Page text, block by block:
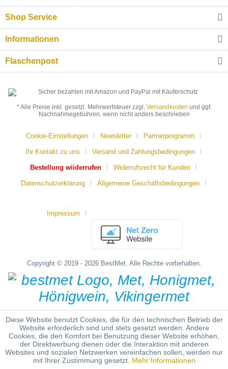
Shop Service
Informationen
Flaschenpost
* Alle Preise inkl. gesetzl. Mehrwertsteuer zzgl. Versandkosten und ggf.
Nachnahmegebühren, wenn nicht anders beschrieben
Cookie-Einstellungen Newsletter Partnerprogramm
Ihr Kontakt zu uns Versand und Zahlungsbedingungen
Bestellung wiiderrufen Widerrufsrecht für Kunden
Datenschutzerklärung Allgemeine Geschäftsbedingungen
Impressum
Copyright © 2019 - 2026 BestMet. Alle Rechte vorbehalten.
Diese Website benutzt Cookies, die für den technischen Betrieb der
Website erforderlich sind und stets gesetzt werden. Andere
Cookies, die den Komfort bei Benutzung dieser Website erhöhen,
der Direktwerbung dienen oder die Interaktion mit anderen
Websites und sozialen Netzwerken vereinfachen sollen, werden nur
mit Ihrer Zustimmung gesetzt. Mehr Informationen